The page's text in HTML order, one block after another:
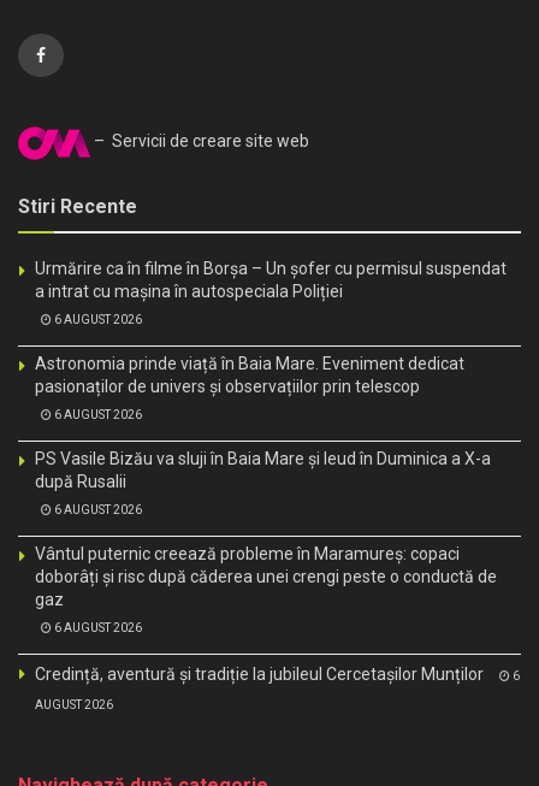
– Servicii de creare site web
Stiri Recente
Urmărire ca în filme în Borșa – Un șofer cu permisul suspendat
a intrat cu mașina în autospeciala Poliției
6 AUGUST 2026
Astronomia prinde viață în Baia Mare. Eveniment dedicat
pasionaților de univers și observațiilor prin telescop
6 AUGUST 2026
PS Vasile Bizău va sluji în Baia Mare și Ieud în Duminica a X-a
după Rusalii
6 AUGUST 2026
Vântul puternic creează probleme în Maramureș: copaci
doborâți și risc după căderea unei crengi peste o conductă de
gaz
6 AUGUST 2026
Credință, aventură și tradiție la jubileul Cercetașilor Munților 6
AUGUST 2026